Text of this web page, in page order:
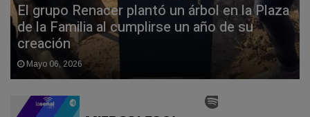
El grupo Renacer plantó un árbol en la Plaza
de la Familia al cumplirse un año de su
creación
Mayo 06, 2026